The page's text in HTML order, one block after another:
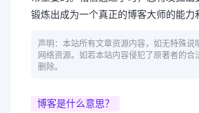
锻炼出成为一个真正的博客大师的能力
声明：本站所有文章资源内容，如无特殊说
网络资源。如若本站内容侵犯了原著者的合
删除。
博客是什么意思？